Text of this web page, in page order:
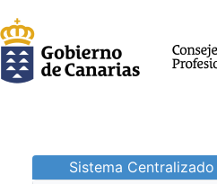
Sistema